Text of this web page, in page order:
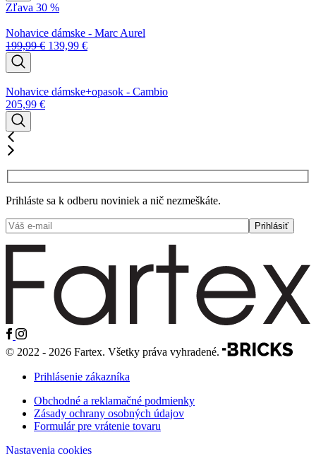
Zľava 30 %
Nohavice dámske - Marc Aurel
199,99€ 139,99 €
Nohavice dámske+opasok - Cambio
205,99 €
Prihláste sa k odberu noviniek a nič nezmeškáte.
© 2022 - 2026 Fartex. Všetky práva vyhradené.
Prihlásenie zákazníka
Obchodné a reklamačné podmienky
Zásady ochrany osobných údajov
Formulár pre vrátenie tovaru
Nastavenia cookies